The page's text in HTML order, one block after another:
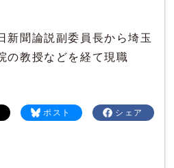
聞論説副委員長から埼玉
の教授などを経て現職
シェア
ポスト